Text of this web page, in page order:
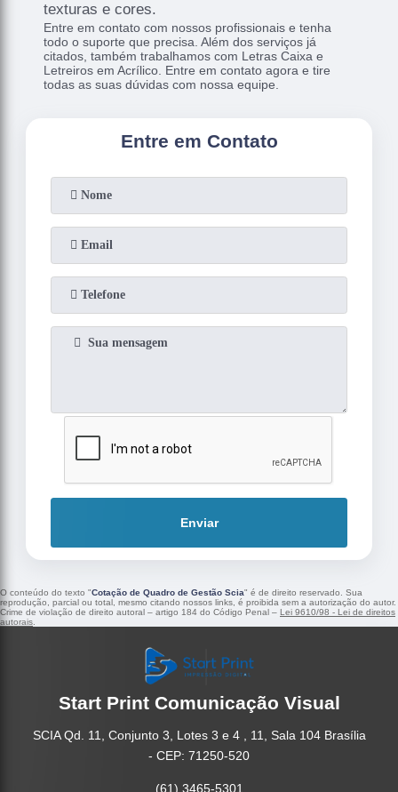
texturas e cores.
Entre em contato com nossos profissionais e tenha
todo o suporte que precisa. Além dos serviços já
citados, também trabalhamos com Letras Caixa e
Letreiros em Acrílico. Entre em contato agora e tire
todas as suas dúvidas com nossa equipe.
Entre em Contato
Enviar
O conteúdo do texto "Cotação de Quadro de Gestão Scia" é de direito reservado. Sua
reprodução, parcial ou total, mesmo citando nossos links, é proibida sem a autorização do autor.
Crime de violação de direito autoral – artigo 184 do Código Penal – Lei 9610/98 - Lei de direitos
autorais
Start Print Comunicação Visual
SCIA Qd. 11, Conjunto 3, Lotes 3 e 4 , 11, Sala 104 Brasília
- CEP: 71250-520
(61) 3465-5301